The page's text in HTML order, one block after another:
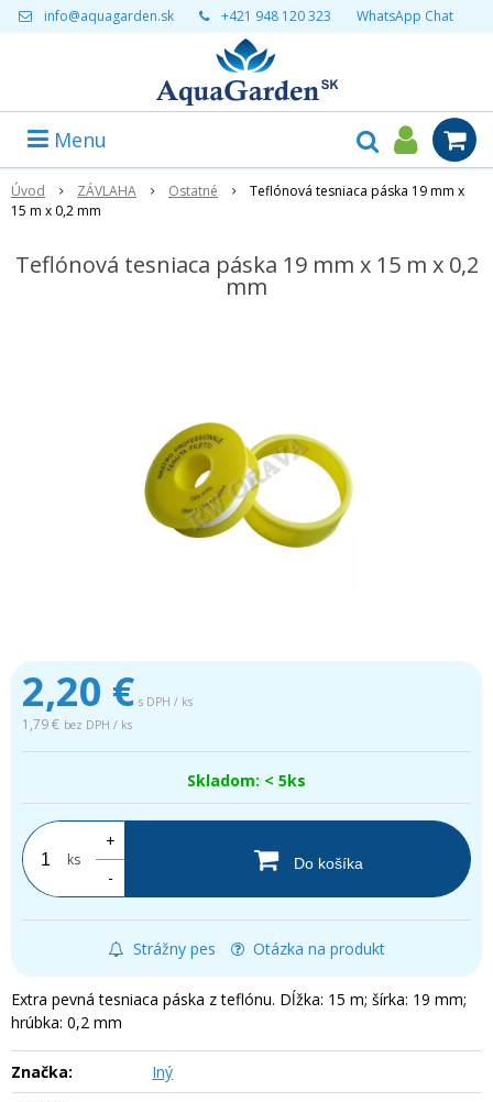
info@aquagarden.sk +421 948 120 323 WhatsApp Chat
Menu
Úvod ZÁVLAHA Ostatné
Teflónová tesniaca páska 19 mm x
15 m x 0,2 mm
Teflónová tesniaca páska 19 mm x 15 m x 0,2
mm
2,20 € s DPH / ks
1,79 € bez DPH / ks
Skladom: < 5ks
ks
+
-
Do košíka
Strážny pes Otázka na produkt
Extra pevná tesniaca páska z teflónu. Dĺžka: 15 m; šírka: 19 mm;
hrúbka: 0,2 mm
Značka:
Iný